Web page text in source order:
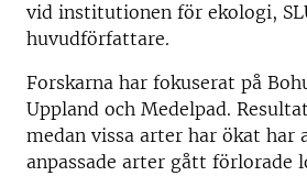
vid institutionen för ekologi,
huvudförfattare.
Forskarna har fokuserat på
Uppland och Medelpad.
medan vissa arter har ökat har
anpassade arter gått förlorade